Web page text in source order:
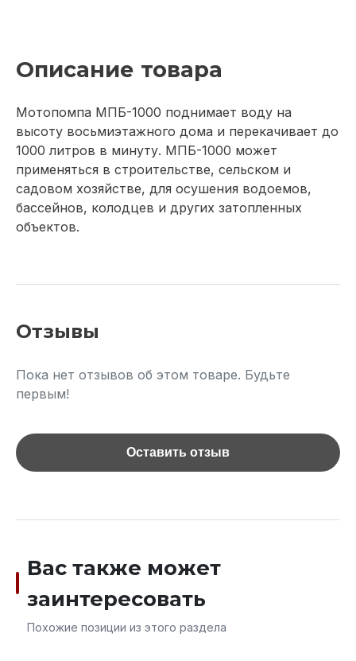
Описание товара
Мотопомпа МПБ-1000 поднимает воду на
высоту восьмиэтажного дома и перекачивает до
1000 литров в минуту. МПБ-1000 может
применяться в строительстве, сельском и
садовом хозяйстве, для осушения водоемов,
бассейнов, колодцев и других затопленных
объектов.
Отзывы
Пока нет отзывов об этом товаре. Будьте
первым!
Оставить отзыв
Вас также может
заинтересовать
Похожие позиции из этого раздела